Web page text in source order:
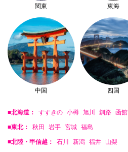
関東 東海
中国 四国
■北海道： すすきの 小樽 旭川 釧路 函館
■東北： 秋田 岩手 宮城 福島
■北陸・甲信越： 石川 新潟 福井 山梨